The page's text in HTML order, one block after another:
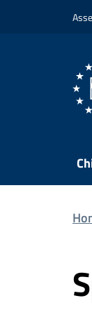
Vai al contenuto
Vai alla